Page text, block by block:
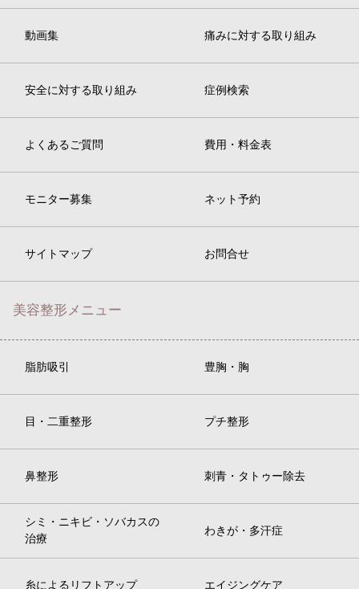
動画集 痛みに対する取り組み
安全に対する取り組み 症例検索
よくあるご質問 費用・料金表
モニター募集 ネット予約
サイトマップ お問合せ
美容整形メニュー
脂肪吸引 豊胸・胸
目・二重整形 プチ整形
鼻整形 刺青・タトゥー除去
シミ・ニキビ・ソバカスの
治療
わきが・多汗症
糸によるリフトアップ エイジングケア